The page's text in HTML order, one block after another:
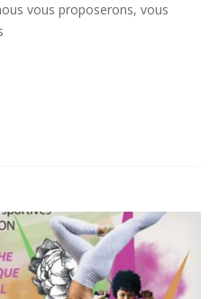
vous proposerons, vous